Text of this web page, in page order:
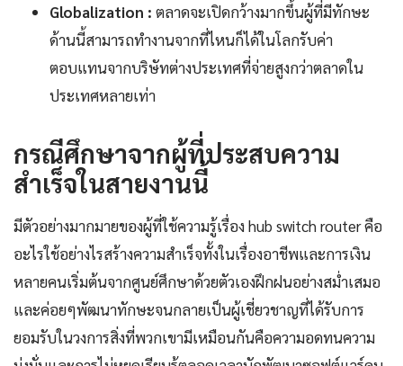
Globalization : ตลาดจะเปิดกว้างมากขึ้นผู้ที่มีทักษะ
ด้านนี้สามารถทำงานจากที่ไหนก็ได้ในโลกรับค่า
ตอบแทนจากบริษัทต่างประเทศที่จ่ายสูงกว่าตลาดใน
ประเทศหลายเท่า
กรณีศึกษาจากผู้ที่ประสบความ
สำเร็จในสายงานนี้
มีตัวอย่างมากมายของผู้ที่ใช้ความรู้เรื่อง hub switch router คือ
อะไรใช้อย่างไรสร้างความสำเร็จทั้งในเรื่องอาชีพและการเงิน
หลายคนเริ่มต้นจากศูนย์ศึกษาด้วยตัวเองฝึกฝนอย่างสม่ำเสมอ
และค่อยๆพัฒนาทักษะจนกลายเป็นผู้เชี่ยวชาญที่ได้รับการ
ยอมรับในวงการสิ่งที่พวกเขามีเหมือนกันคือความอดทนความ